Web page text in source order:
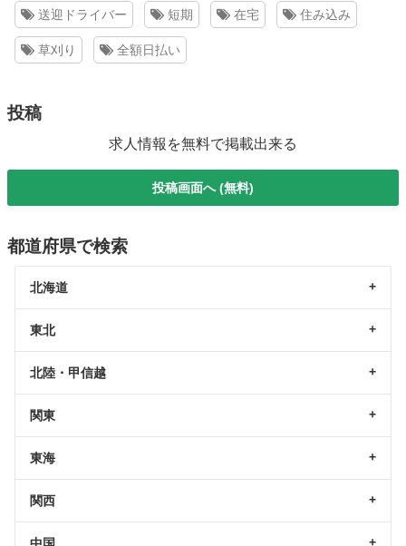
送迎ドライバー 短期 在宅 住み込み
草刈り 全額日払い
投稿
求人情報を無料で掲載出来る
投稿画面へ (無料)
都道府県で検索
北海道
東北
北陸・甲信越
関東
東海
関西